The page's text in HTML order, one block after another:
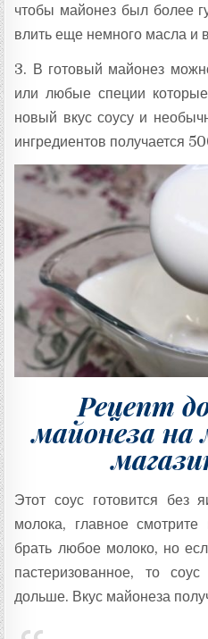
чтобы майонез был более
влить еще немного масла и
3. В готовый майонез
или любые специи
новый вкус соусу и
ингредиентов получается
Рецепт
майонеза на
Этот соус готовится без
молока, главное
брать любое молоко, но
пастеризованное, то
дольше. Вкус майонеза